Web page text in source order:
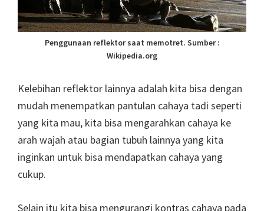
Penggunaan reflektor saat memotret. Sumber :
Wikipedia.org
Kelebihan reflektor lainnya adalah kita bisa dengan
mudah menempatkan pantulan cahaya tadi seperti
yang kita mau, kita bisa mengarahkan cahaya ke
arah wajah atau bagian tubuh lainnya yang kita
inginkan untuk bisa mendapatkan cahaya yang
cukup.
Selain itu kita bisa mengurangi kontras cahaya pada